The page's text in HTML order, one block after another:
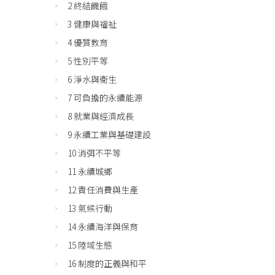
2 終結饑餓
3 健康與福祉
4 優質教育
5 性別平等
6 淨水與衛生
7 可負擔的永續能源
8 就業與經濟成長
9 永續工業與基礎建設
10 消弭不平等
11 永續城鄉
12 責任消費與生產
13 氣候行動
14 永續海洋與保育
15 陸域生態
16 制度的正義與和平